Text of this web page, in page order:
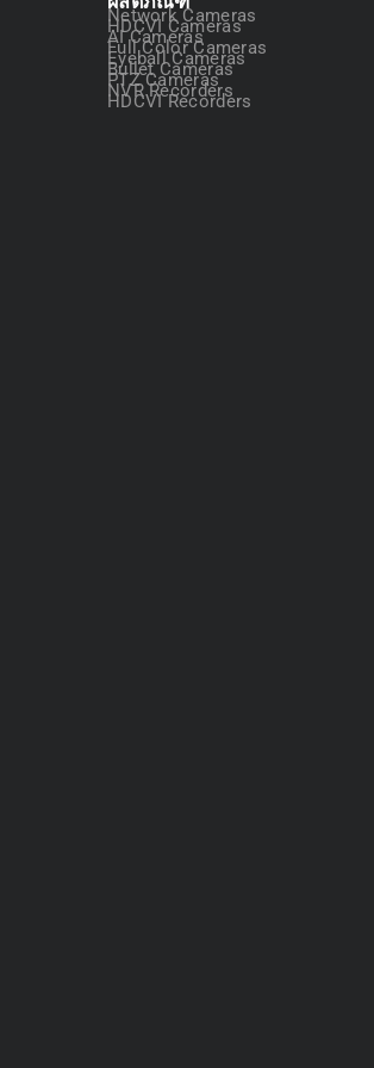
Network Cameras
HDCVI Cameras
AI Cameras
Full Color Cameras
Eyeball Cameras
Bullet Cameras
PTZ Cameras
NVR Recorders
HDCVI Recorders